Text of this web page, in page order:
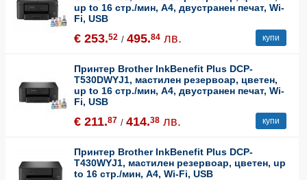
up to 16 стр./мин, A4, двустранен печат, Wi-
Fi, USB
€ 253.52 / 495.84 лв. купи
Принтер Brother InkBenefit Plus DCP-
T530DWYJ1, мастилен резервоар, цветен,
up to 16 стр./мин, A4, двустранен печат, Wi-
Fi, USB
€ 211.87 / 414.38 лв. купи
Принтер Brother InkBenefit Plus DCP-
T430WYJ1, мастилен резервоар, цветен, up
to 16 стр./мин, A4, Wi-Fi, USB